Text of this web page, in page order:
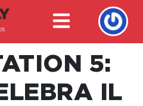
5:
IL